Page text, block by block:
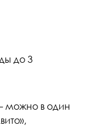
до 3
можно в один